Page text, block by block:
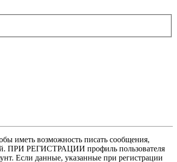
иметь возможность писать сообщения,
ПРИ РЕГИСТРАЦИИ профиль пользователя
Если данные, указанные при регистрации